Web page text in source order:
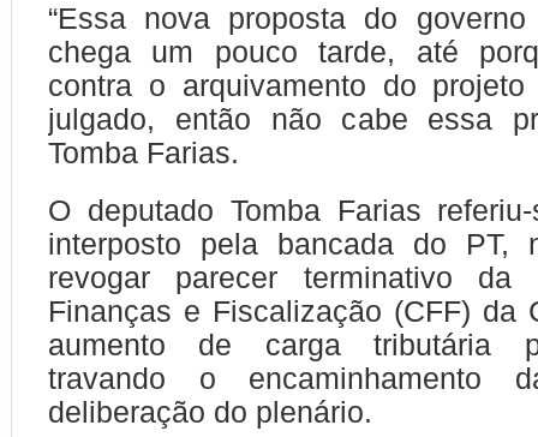
“Essa nova proposta do
chega um pouco tarde, até
contra o arquivamento do
julgado, então não cabe essa
Tomba Farias.
O deputado Tomba Farias
interposto pela bancada do PT,
revogar parecer terminativo da
Finanças e Fiscalização (CFF) da
aumento de carga tributária
travando o encaminhamento
deliberação do plenário.